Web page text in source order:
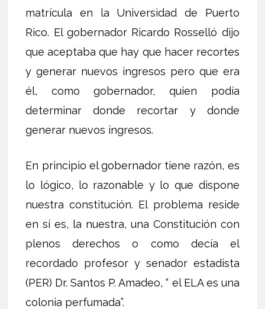
matrícula en la Universidad de Puerto
Rico. El gobernador Ricardo Rosselló dijo
que aceptaba que hay que hacer recortes
y generar nuevos ingresos pero que era
él, como gobernador, quien podía
determinar donde recortar y donde
generar nuevos ingresos.
En principio el gobernador tiene razón, es
lo lógico, lo razonable y lo que dispone
nuestra constitución. El problema reside
en sí es, la nuestra, una Constitución con
plenos derechos o como decía el
recordado profesor y senador estadista
(PER) Dr. Santos P. Amadeo, “ el ELA es una
colonia perfumada”.